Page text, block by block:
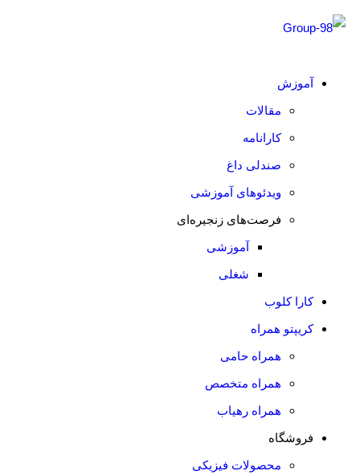
آموزش
مقالات
کارانامه
صندلی داغ
ویدئوهای آموزشی
فرصت‌های زنجیره‌ای
آموزشی
شغلی
کارا کلوب
کریپتو همراه
همراه حامی
همراه متخصص
همراه رهیاب
فروشگاه
محصولات فیزیکی